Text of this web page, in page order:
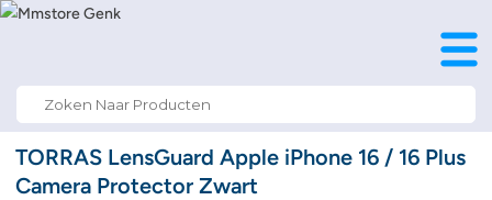
TORRAS LensGuard Apple iPhone 16 / 16 Plus
Camera Protector Zwart